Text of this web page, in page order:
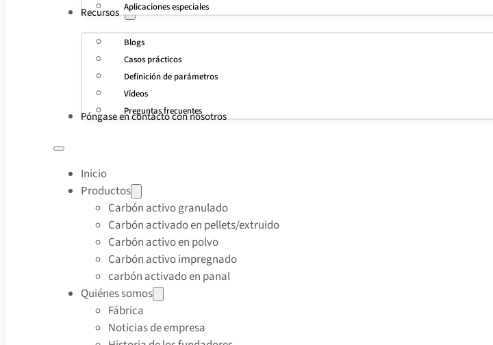
Aplicaciones especiales
Recursos
Blogs
Casos prácticos
Definición de parámetros
Vídeos
Preguntas frecuentes
Póngase en contacto con nosotros
Inicio
Productos
Carbón activo granulado
Carbón activado en pellets/extruido
Carbón activo en polvo
Carbón activo impregnado
carbón activado en panal
Quiénes somos
Fábrica
Noticias de empresa